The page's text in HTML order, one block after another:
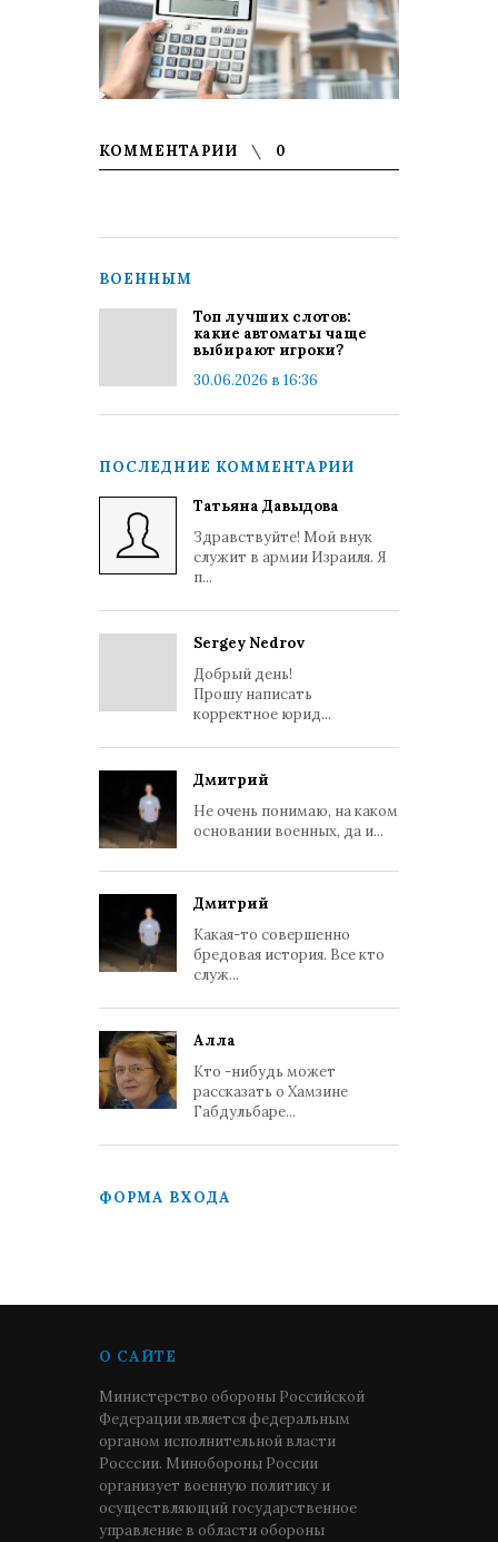
КОММЕНТАРИИ 0
ВОЕННЫМ
Топ лучших слотов:
какие автоматы чаще
выбирают игроки?
30.06.2026 в 16:36
ПОСЛЕДНИЕ КОММЕНТАРИИ
Татьяна Давыдова
Здравствуйте! Мой внук
служит в армии Израиля. Я
п...
Sergey Nedrov
Добрый день!
Прошу написать
корректное юрид...
Дмитрий
Не очень понимаю, на каком
основании военных, да и...
Дмитрий
Какая-то совершенно
бредовая история. Все кто
служ...
Алла
Кто -нибудь может
рассказать о Хамзине
Габдульбаре...
ФОРМА ВХОДА
О САЙТЕ
Министерство обороны Российской
Федерации является федеральным
органом исполнительной власти
Росссии. Минобороны России
организует военную политику и
осуществляющий государственное
управление в области обороны